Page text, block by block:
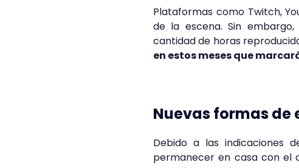
Plataformas como Twitch,
de la escena. Sin
cantidad de horas
en estos meses que
Nuevas formas
Debido a las indicaciones
permanecer en casa con el